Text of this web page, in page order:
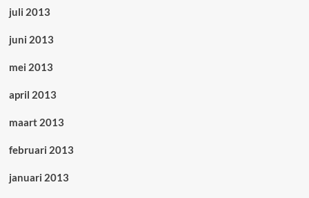
juli 2013
juni 2013
mei 2013
april 2013
maart 2013
februari 2013
januari 2013